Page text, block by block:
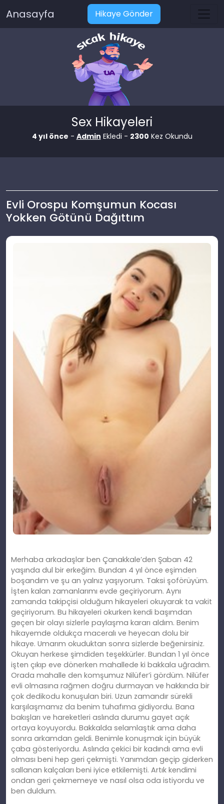
Anasayfa Hikaye Gönder
Sex Hikayeleri
4 yıl önce - Admin Ekledi - 2300 Kez Okundu
Evli Orospu Komşumun Kocası
Yokken Götünü Dağıttım
Merhaba arkadaşlar ben Çanakkale’den Şaban 42
yaşında dul bir erkeğim. Bundan 4 yıl önce eşimden
boşandım ve şu an yalnız yaşıyorum. Taksi şoförüyüm.
İşten kalan zamanlarımı evde geçiriyorum. Aynı
zamanda takipçisi olduğum hikayeleri okuyarak ta vakit
geçiriyorum. Bu hikayeleri okurken kendi başımdan
geçen bir olayı sizlerle paylaşma kararı aldım. Benim
hikayemde oldukça maceralı ve heyecan dolu bir
hikaye. Umarım okuduktan sonra sizlerde beğenirsiniz.
Okuyan herkese şimdiden teşekkürler. Bundan 1 yıl önce
işten çıkıp eve dönerken mahallede ki bakkala uğradım.
Orada mahalle den komşumuz Nilüfer’i gördüm. Nilüfer
evli olmasına rağmen doğru durmayan ve hakkında bir
çok dedikodu konuşulan biri. Uzun zamandır sürekli
karşılaşmamız da benim tuhafıma gidiyordu. Bana
bakışları ve hareketleri aslında durumu gayet açık
ortaya koyuyordu. Bakkalda selamlaştık ama daha
sonra arkamdan geldi. Benimle konuşmak için büyük
çaba gösteriyordu. Aslında çekici bir kadındı ama evli
olması beni hep geri çekmişti. Yanımdan geçip giderken
sallanan kalçaları beni iyice etkilemişti. Artık kendimi
ondan geri çekmemeye ve nasıl olsa oda istiyordu ve
ben duldum.